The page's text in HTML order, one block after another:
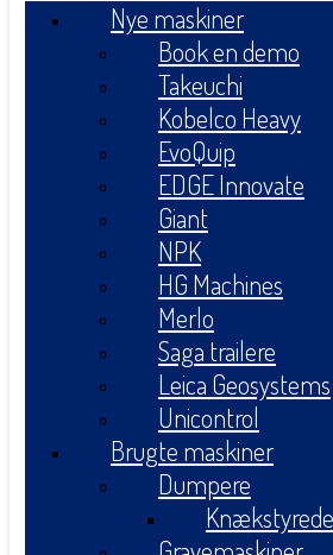
Nye maskiner
Book en demo
Takeuchi
Kobelco Heavy
EvoQuip
EDGE Innovate
Giant
NPK
HG Machines
Merlo
Saga trailere
Leica Geosystems
Unicontrol
Brugte maskiner
Dumpere